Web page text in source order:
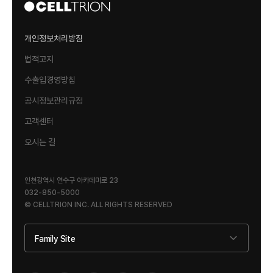
Family Site
개인정보처리방침
법적고지
수출입경영방침
공시정보관리규정
고객센터
오시는 길
인천광역시 연수구 아카데미로 23
032-850-5000
© CELLTRION INC. ALL RIGHTS RESERVED